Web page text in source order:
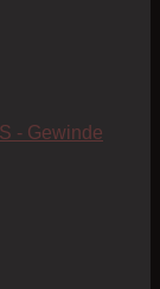
- Gewinde